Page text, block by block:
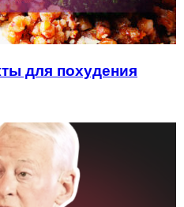
для похудения